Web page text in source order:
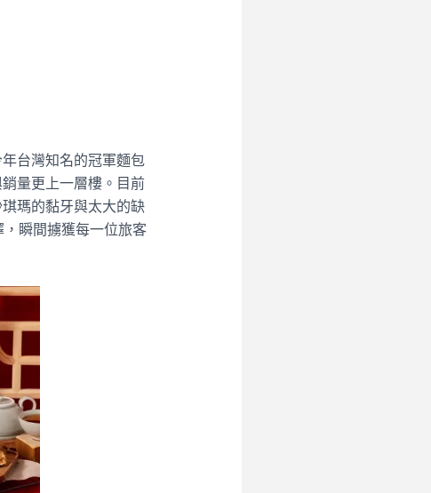
台灣知名的冠軍麵包
量更上一層樓。目前
瑪的黏牙與太大的缺
瞬間擄獲每一位旅客